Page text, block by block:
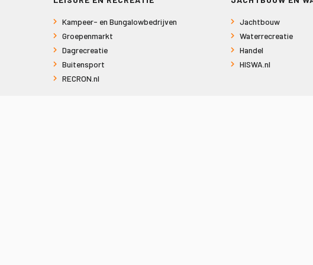
Kampeer- en Bungalowbedrijven
Groepenmarkt
Dagrecreatie
Buitensport
RECRON.nl
Jachtbouw
Waterrecreatie
Handel
HISWA.nl